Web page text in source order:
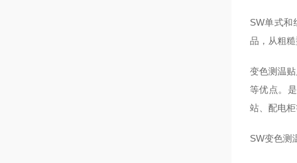
SW单式和
品，从粗
变色测温
等优点。
站、配电柜
SW变色测